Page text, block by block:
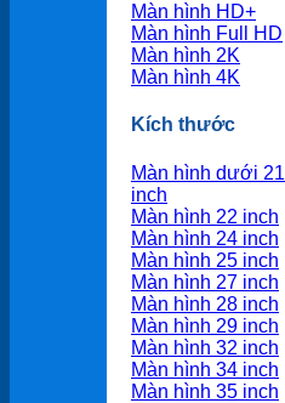
Màn hình HD+
Màn hình Full HD
Màn hình 2K
Màn hình 4K
Kích thước
Màn hình dưới 21
inch
Màn hình 22 inch
Màn hình 24 inch
Màn hình 25 inch
Màn hình 27 inch
Màn hình 28 inch
Màn hình 29 inch
Màn hình 32 inch
Màn hình 34 inch
Màn hình 35 inch